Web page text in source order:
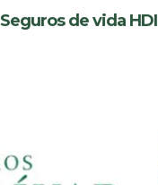
Seguros de vida HDI